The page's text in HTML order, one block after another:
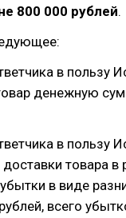
800 000 рублей.
в пользу
денежную
в пользу
товара в
в виде
всего